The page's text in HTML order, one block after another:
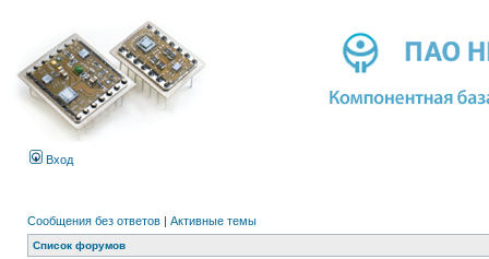
Вход
Сообщения без ответов | Активные темы
Список форумов